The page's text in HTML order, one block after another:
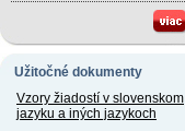
Užitočné dokumenty
Vzory žiadostí v slovenskom
jazyku a iných jazykoch